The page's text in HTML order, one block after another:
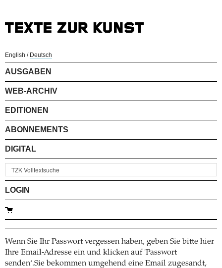
English / Deutsch
AUSGABEN
WEB-ARCHIV
EDITIONEN
ABONNEMENTS
DIGITAL
LOGIN
Wenn Sie Ihr Passwort vergessen haben, geben Sie bitte hier
Ihre Email-Adresse ein und klicken auf 'Passwort
senden‘.Sie bekommen umgehend eine Email zugesandt,